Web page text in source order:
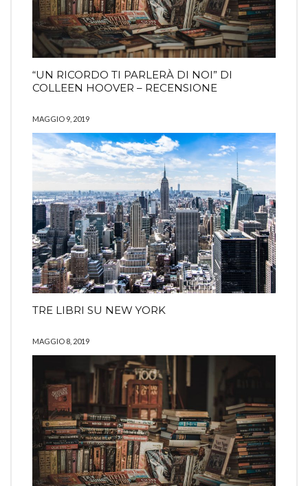
“UN RICORDO TI PARLERÀ DI NOI” DI
COLLEEN HOOVER – RECENSIONE
MAGGIO 9, 2019
TRE LIBRI SU NEW YORK
MAGGIO 8, 2019